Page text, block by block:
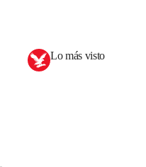
Lo más visto